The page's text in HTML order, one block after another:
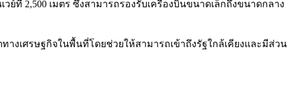
ที่ 2,500 เมตร ซึ่งสามารถรองรับเครื่องบินขนาดเล็กถึงขนาดกลาง
เศรษฐกิจในพื้นที่โดยช่วยให้สามารถเข้าถึงรัฐใกล้เคียงและมีส่วน